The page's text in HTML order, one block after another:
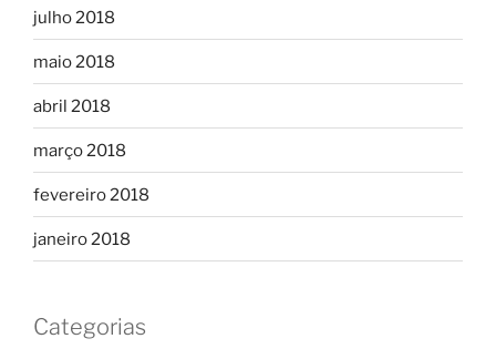
julho 2018
maio 2018
abril 2018
março 2018
fevereiro 2018
janeiro 2018
Categorias